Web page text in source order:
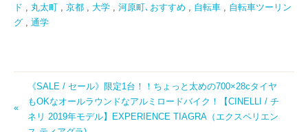
ド
丸太町 京都 大学 河原町､おすすめ 自転車
自転車ツーリン
グ
通学
《SALE / セール》限定1台！！ちょっと太めの700×28cタイヤ
もOKなオールラウンドなアルミロードバイク！【CINELLI / チ
ネリ 2019年モデル】EXPERIENCE TIAGRA（エクスペリエン